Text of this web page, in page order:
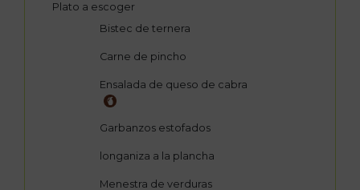
Plato a escoger
Bistec de ternera
Carne de pincho
Ensalada de queso de cabra
Garbanzos estofados
longaniza a la plancha
Menestra de verduras